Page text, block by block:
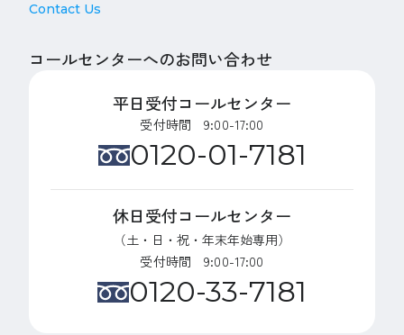
Contact Us
コールセンターへのお問い合わせ
平日受付コールセンター
受付時間 9:00-17:00
0120-01-7181
休日受付コールセンター
（土・日・祝・年末年始専用）
受付時間 9:00-17:00
0120-33-7181